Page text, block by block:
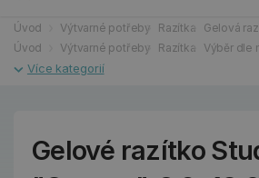
Úvod Výtvarné potřeby Razítka Gelová
Úvod
Výtvarné potřeby Razítka Výběr dle
Gelové razítko